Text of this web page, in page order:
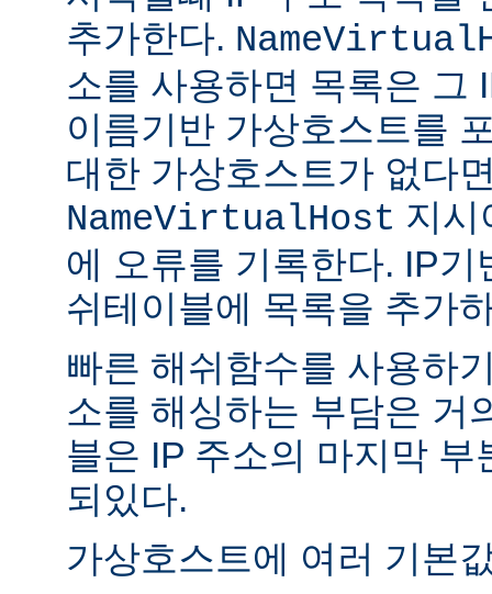
추가한다.
소를 사용하면 목록은 그
이름기반 가상호스트를
대한 가상호스트가 없다
NameVirtualHost 지시
에 오류를 기록한다. IP
쉬테이블에 목록을 추가
빠른 해쉬함수를 사용하
소를 해싱하는 부담은 거
블은 IP 주소의 마지막
되있다.
가상호스트에 여러 기본